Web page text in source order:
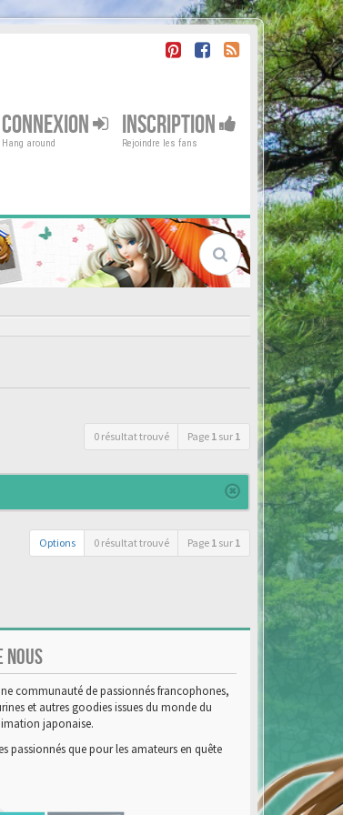
CONNEXION
Hang around
INSCRIPTION
Rejoindre les fans
0 résultat trouvé Page 1 sur 1
Options 0 résultat trouvé Page 1 sur 1
NOUS
communauté de passionnés francophones,
et autres goodies issues du monde du
japonaise.
passionnés que pour les amateurs en quête